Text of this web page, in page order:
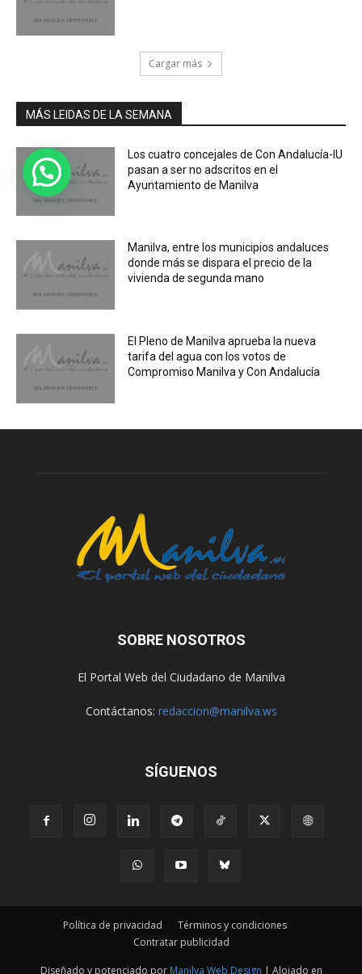
Cargar más
MÁS LEIDAS DE LA SEMANA
Los cuatro concejales de Con Andalucía-IU
pasan a ser no adscritos en el
Ayuntamiento de Manilva
Manilva, entre los municipios andaluces
donde más se dispara el precio de la
vivienda de segunda mano
El Pleno de Manilva aprueba la nueva
tarifa del agua con los votos de
Compromiso Manilva y Con Andalucía
SOBRE NOSOTROS
El Portal Web del Ciudadano de Manilva
Contáctanos: redaccion@manilva.ws
SÍGUENOS
Política de privacidad
Términos y condiciones
Contratar publicidad
Diseñado y potenciado por Manilva Web Design | Alojado en